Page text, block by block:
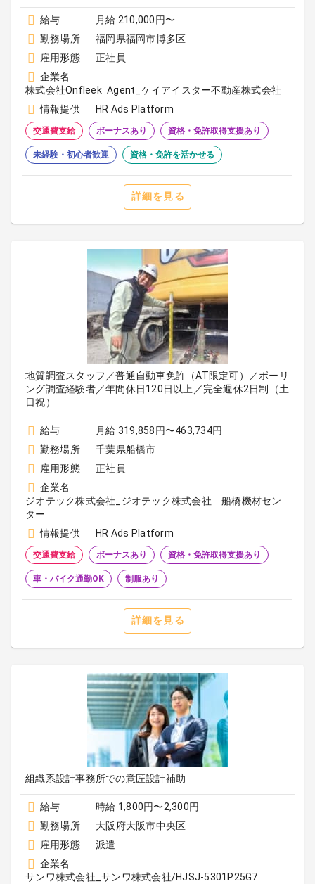
給与
月給 210,000円〜
勤務場所
福岡県福岡市博多区
雇用形態
正社員
企業名
株式会社Onfleek Agent_ケイアイスター不動産株式会社
情報提供
HR Ads Platform
交通費支給 ボーナスあり 資格・免許取得支援あり
未経験・初心者歓迎 資格・免許を活かせる
詳細を見る
地質調査スタッフ／普通自動車免許（AT限定可）／ボーリ
ング調査経験者／年間休日120日以上／完全週休2日制（土
日祝）
給与
月給 319,858円〜463,734円
勤務場所
千葉県船橋市
雇用形態
正社員
企業名
ジオテック株式会社_ジオテック株式会社 船橋機材セン
ター
情報提供
HR Ads Platform
交通費支給 ボーナスあり 資格・免許取得支援あり
車・バイク通勤OK 制服あり
詳細を見る
組織系設計事務所での意匠設計補助
給与
時給 1,800円〜2,300円
勤務場所
大阪府大阪市中央区
雇用形態
派遣
企業名
サンワ株式会社_サンワ株式会社/HJSJ-5301P25G7